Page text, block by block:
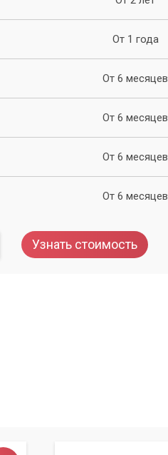
и
От 1 года
От 6 месяцев
От 6 месяцев
От 6 месяцев
От 6 месяцев
Узнать стоимость